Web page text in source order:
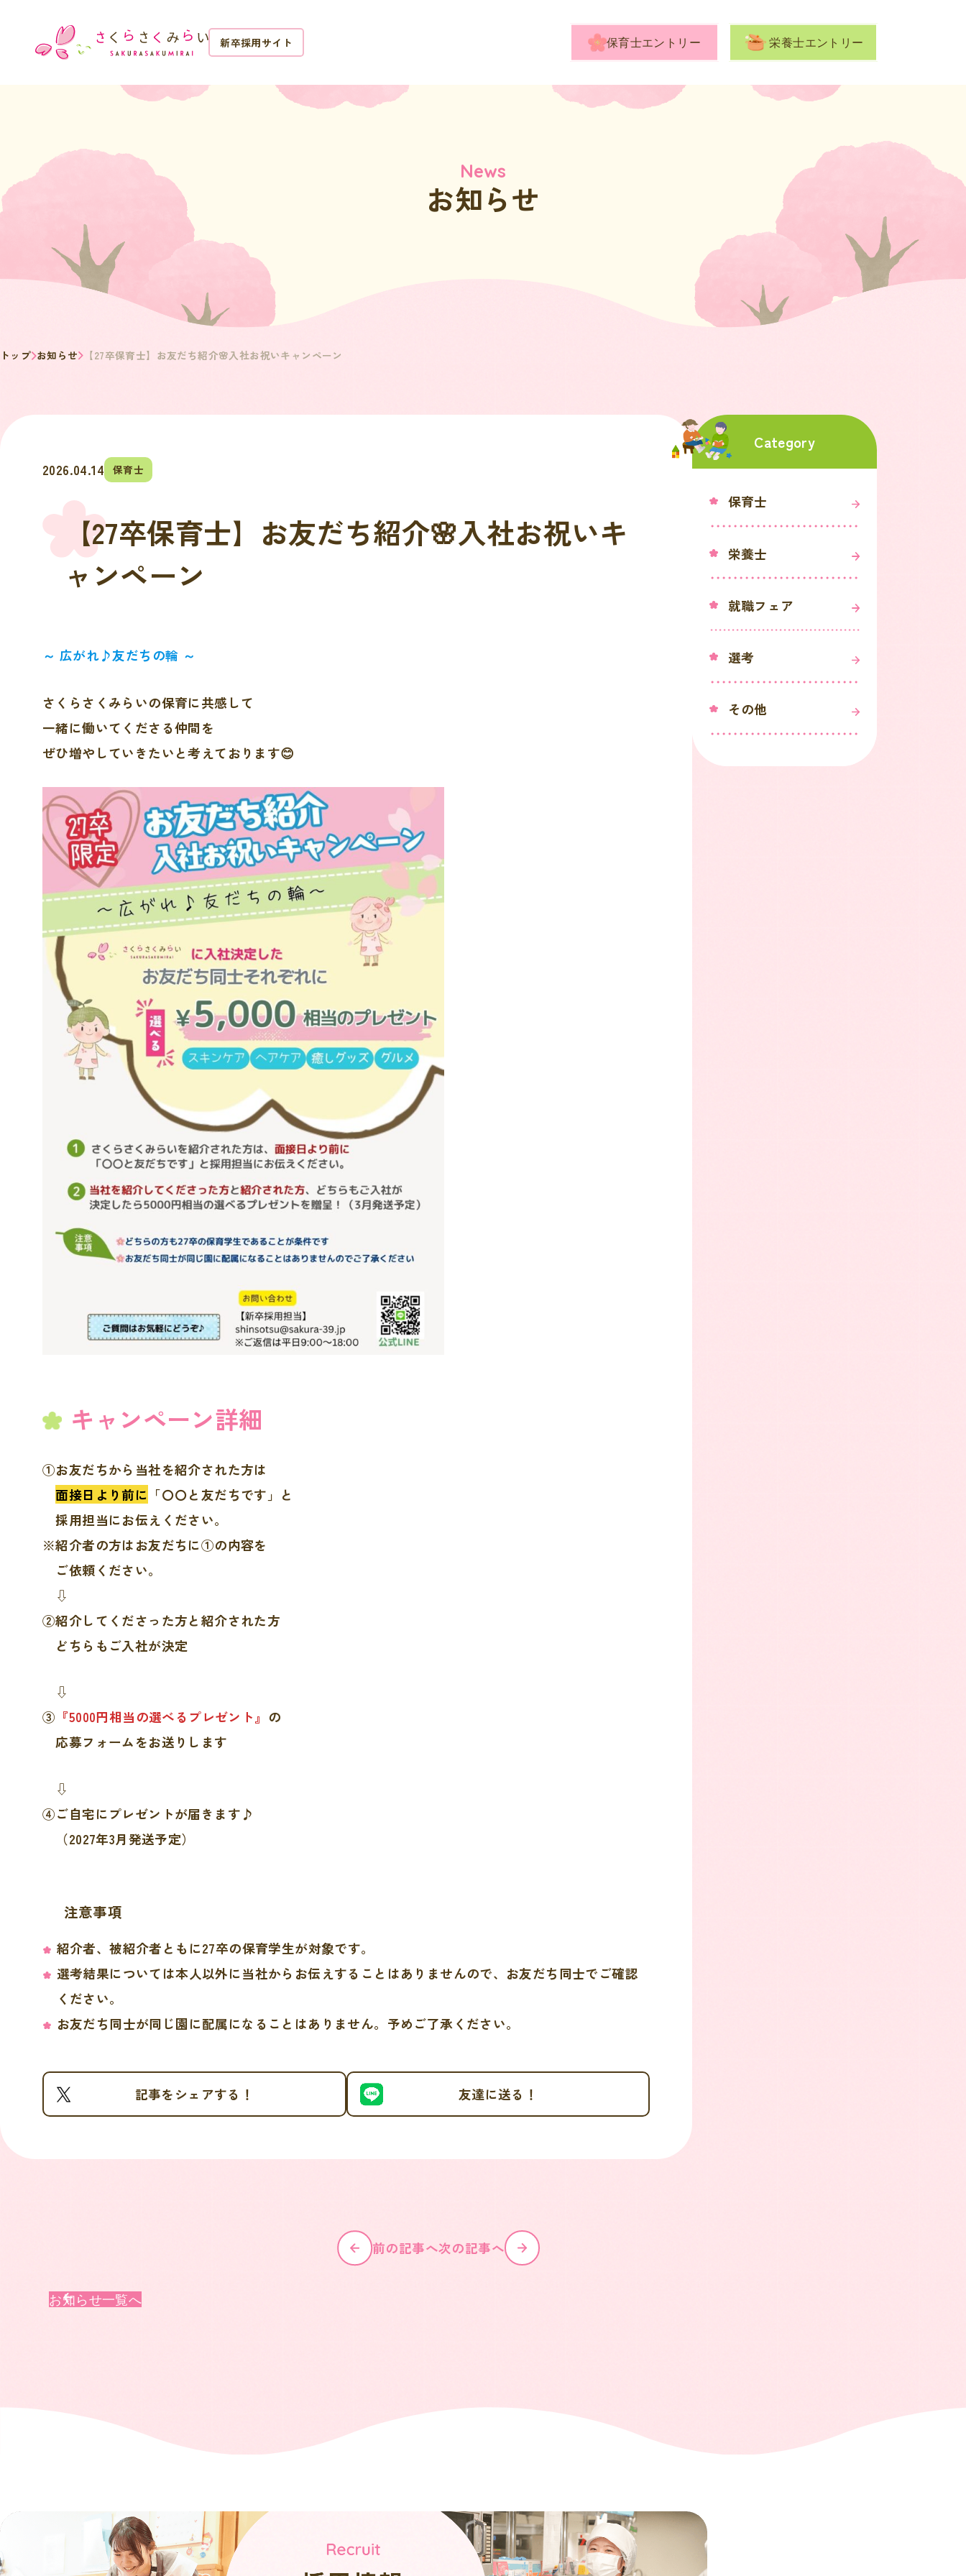
新卒採用サイト 保育士エントリー 栄養士エントリー
News
お知らせ
トップ お知らせ 【27卒保育士】お友だち紹介🌸入社お祝いキャンペーン
2026.04.14 保育士
【27卒保育士】お友だち紹介🌸入社お祝いキ
ャンペーン
～ 広がれ♪友だちの輪 ～
さくらさくみらいの保育に共感して
一緒に働いてくださる仲間を
ぜひ増やしていきたいと考えております😊
キャンペーン詳細
①お友だちから当社を紹介された方は
面接日より前に 「〇〇と友だちです」と
採用担当にお伝えください。
※紹介者の方はお友だちに①の内容を
ご依頼ください。
⇩
②紹介してくださった方と紹介された方
どちらもご入社が決定
⇩
③ 『5000円相当の選べるプレゼント』 の
応募フォームをお送りします
⇩
④ご自宅にプレゼントが届きます♪
（2027年3月発送予定）
注意事項
紹介者、被紹介者ともに27卒の保育学生が対象です。
選考結果については本人以外に当社からお伝えすることはありませんので、お友だち同士でご確認
ください。
お友だち同士が同じ園に配属になることはありません。予めご了承ください。
記事をシェアする！ 友達に送る！
Category
保育士
栄養士
就職フェア
選考
その他
前の記事へ次の記事へ
お知らせ一覧へ